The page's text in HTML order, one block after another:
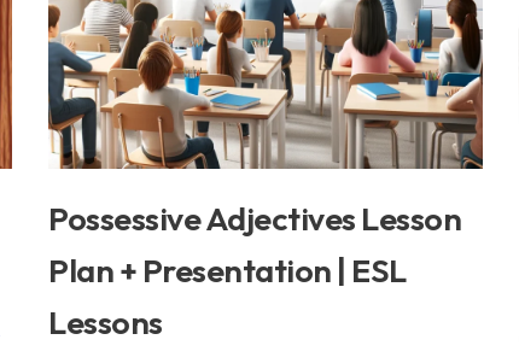
Possessive Adjectives Lesson
Plan + Presentation | ESL
Lessons